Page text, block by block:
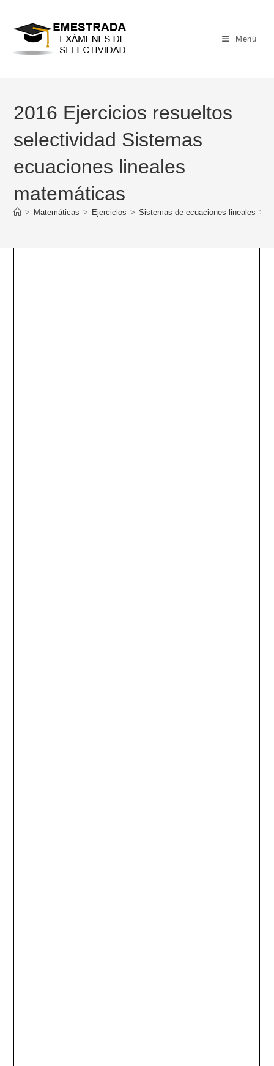
contenido
Menú
2016 Ejercicios resueltos
selectividad Sistemas
ecuaciones lineales
matemáticas
> Matemáticas > Ejercicios > Sistemas de ecuaciones lineales >